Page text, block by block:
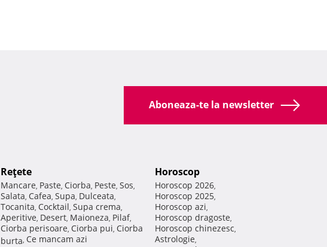
Aboneaza-te la newsletter
Reţete
Mancare, Paste, Ciorba, Peste, Sos,
Salata, Cafea, Supa, Dulceata,
Tocanita, Cocktail, Supa crema,
Aperitive, Desert, Maioneza, Pilaf,
Ciorba perisoare, Ciorba pui, Ciorba
burta, Ce mancam azi
Horoscop
Horoscop 2026,
Horoscop 2025,
Horoscop azi,
Horoscop dragoste,
Horoscop chinezesc,
Astrologie,